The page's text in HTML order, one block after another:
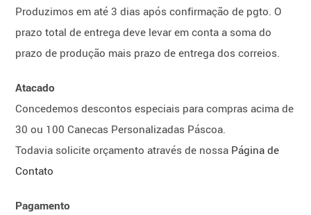
Produzimos em até 3 dias após confirmação de pgto. O
prazo total de entrega deve levar em conta a soma do
prazo de produção mais prazo de entrega dos correios.
Atacado
Concedemos descontos especiais para compras acima de
30 ou 100 Canecas Personalizadas Páscoa.
Todavia solicite orçamento através de nossa Página de
Contato
Pagamento